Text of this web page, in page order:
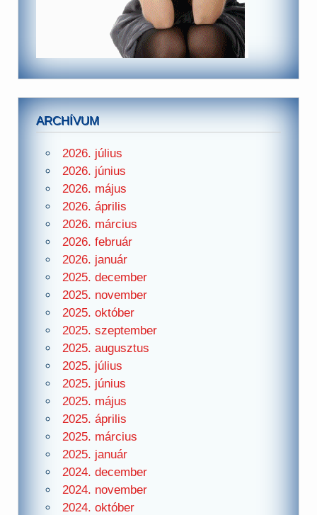
ARCHÍVUM
2026. július
2026. június
2026. május
2026. április
2026. március
2026. február
2026. január
2025. december
2025. november
2025. október
2025. szeptember
2025. augusztus
2025. július
2025. június
2025. május
2025. április
2025. március
2025. január
2024. december
2024. november
2024. október